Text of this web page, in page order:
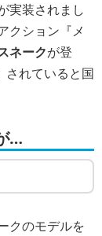
実装されまし
クション『メ
ネークが登
されていると国
…
クのモデルを